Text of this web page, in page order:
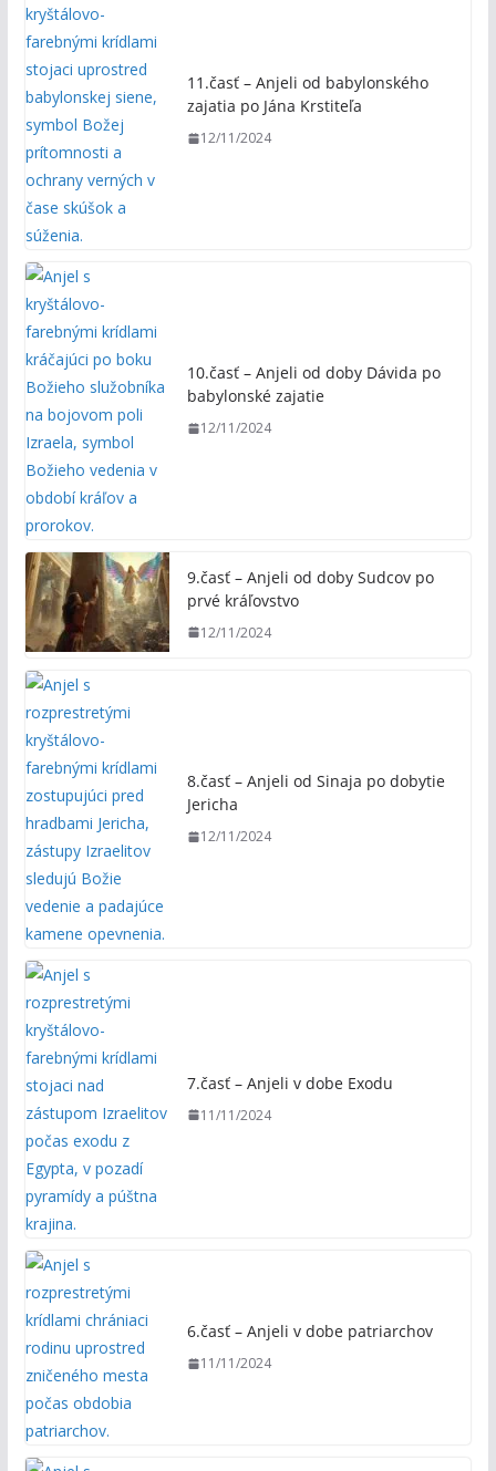
11.časť – Anjeli od babylonského
zajatia po Jána Krstiteľa
12/11/2024
10.časť – Anjeli od doby Dávida po
babylonské zajatie
12/11/2024
9.časť – Anjeli od doby Sudcov po
prvé kráľovstvo
12/11/2024
8.časť – Anjeli od Sinaja po dobytie
Jericha
12/11/2024
7.časť – Anjeli v dobe Exodu
11/11/2024
6.časť – Anjeli v dobe patriarchov
11/11/2024